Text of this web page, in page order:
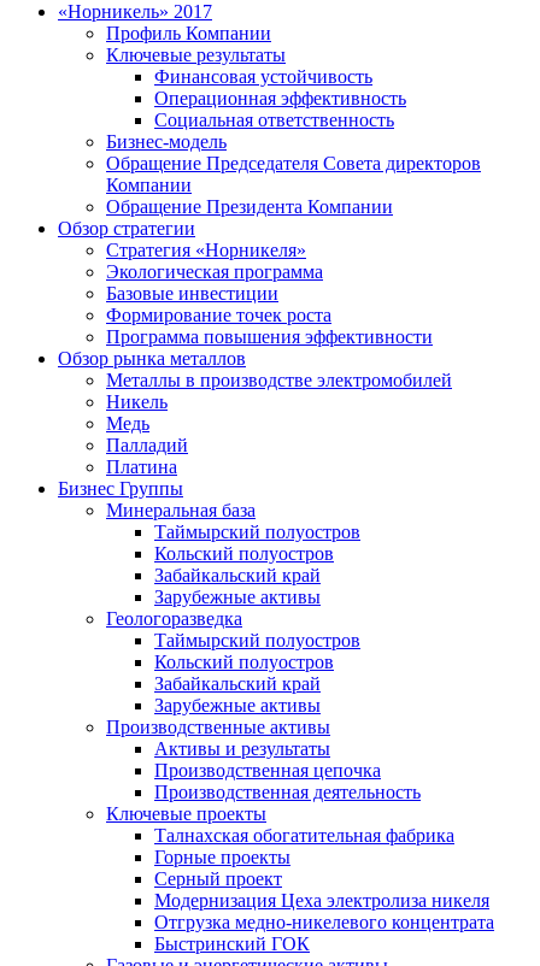
«Норникель» 2017
Профиль Компании
Ключевые результаты
Финансовая устойчивость
Операционная эффективность
Социальная ответственность
Бизнес-модель
Обращение Председателя Совета директоров
Компании
Обращение Президента Компании
Обзор стратегии
Стратегия «Норникеля»
Экологическая программа
Базовые инвестиции
Формирование точек роста
Программа повышения эффективности
Обзор рынка металлов
Металлы в производстве электромобилей
Никель
Медь
Палладий
Платина
Бизнес Группы
Минеральная база
Таймырский полуостров
Кольский полуостров
Забайкальский край
Зарубежные активы
Геологоразведка
Таймырский полуостров
Кольский полуостров
Забайкальский край
Зарубежные активы
Производственные активы
Активы и результаты
Производственная цепочка
Производственная деятельность
Ключевые проекты
Талнахская обогатительная фабрика
Горные проекты
Серный проект
Модернизация Цеха электролиза никеля
Отгрузка медно-никелевого концентрата
Быстринский ГОК